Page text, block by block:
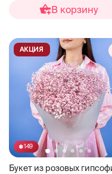
В корзину
149
Букет из розовых
АКЦИЯ